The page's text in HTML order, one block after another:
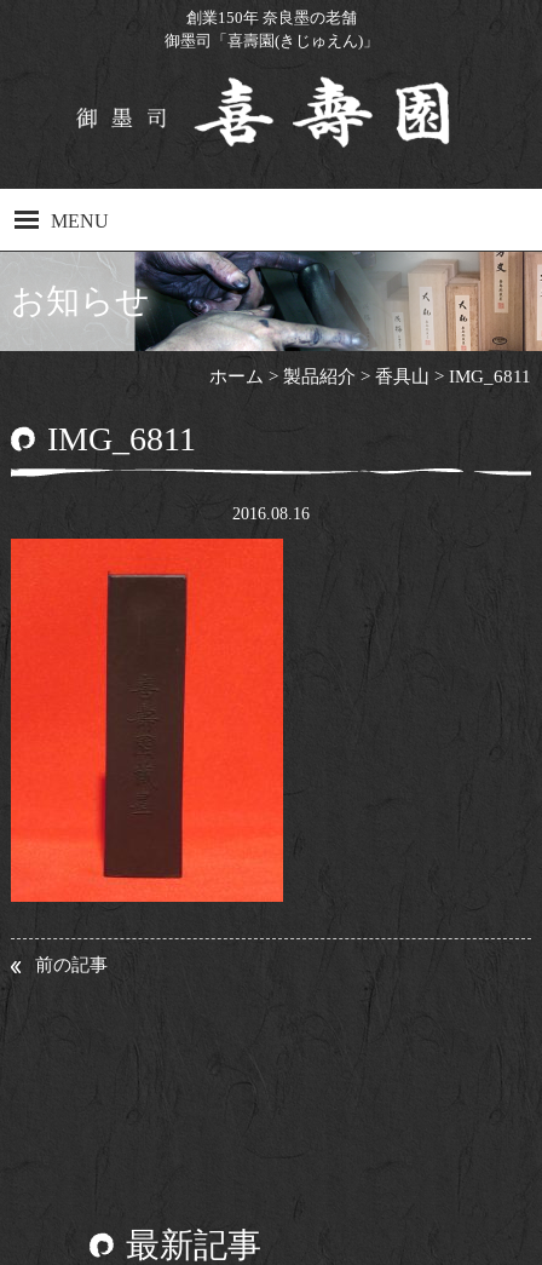
創業150年 奈良墨の老舗
御墨司「喜壽園(きじゅえん)」
MENU
工場見学について
お知らせ
ホーム >製品紹介 >香具山 >IMG_6811
IMG_6811
2016.08.16
前の記事
最新記事